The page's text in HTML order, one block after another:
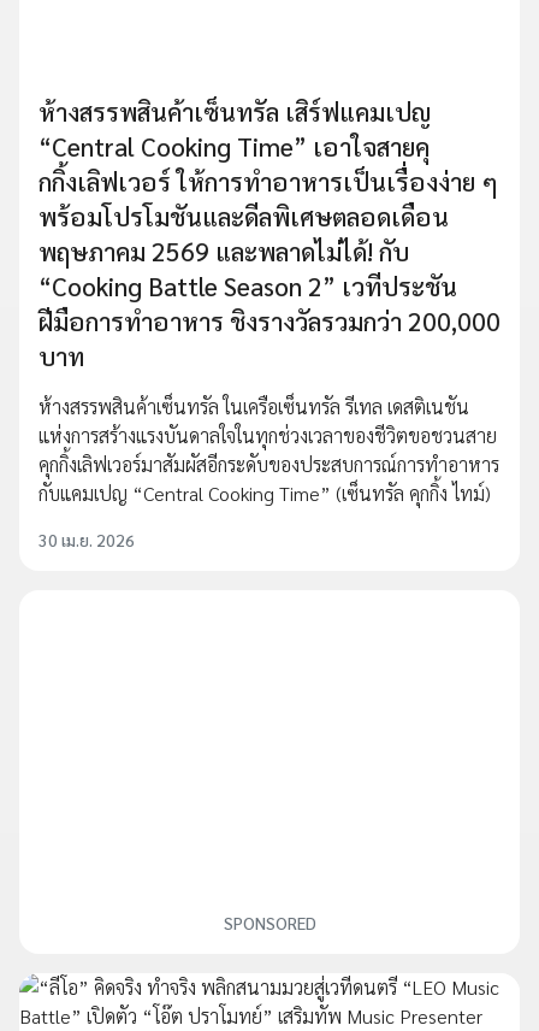
ห้างสรรพสินค้าเซ็นทรัล เสิร์ฟแคมเปญ
“Central Cooking Time” เอาใจสายคุ
กกิ้งเลิฟเวอร์ ให้การทำอาหารเป็นเรื่องง่าย ๆ
พร้อมโปรโมชันและดีลพิเศษตลอดเดือน
พฤษภาคม 2569 และพลาดไม่ได้! กับ
“Cooking Battle Season 2” เวทีประชัน
ฝีมือการทำอาหาร ชิงรางวัลรวมกว่า 200,000
บาท
ห้างสรรพสินค้าเซ็นทรัล ในเครือเซ็นทรัล รีเทล เดสติเนชัน
แห่งการสร้างแรงบันดาลใจในทุกช่วงเวลาของชีวิตขอชวนสาย
คุกกิ้งเลิฟเวอร์มาสัมผัสอีกระดับของประสบการณ์การทำอาหาร
กับแคมเปญ “Central Cooking Time” (เซ็นทรัล คุกกิ้ง ไทม์)
30 เม.ย. 2026
SPONSORED